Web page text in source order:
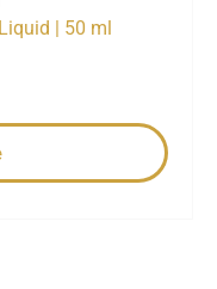
| 50 ml